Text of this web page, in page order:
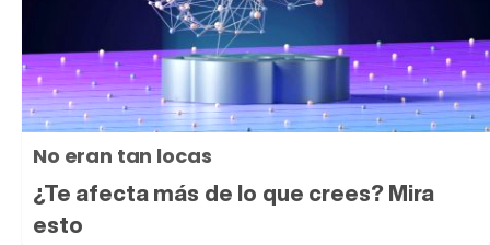
No eran tan locas
¿Te afecta más de lo que crees? Mira
esto